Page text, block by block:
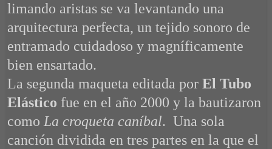
limando aristas se va levantando una
arquitectura perfecta, un tejido sonoro de
entramado cuidadoso y magníficamente
bien ensartado.
La segunda maqueta editada por El Tubo
Elástico fue en el año 2000 y la bautizaron
como La croqueta caníbal. Una sola
canción dividida en tres partes en la que el